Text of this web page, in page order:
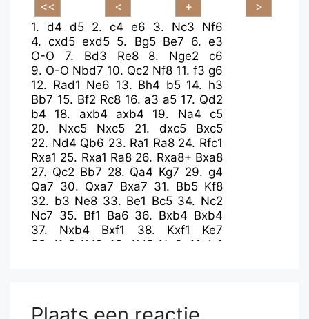
1. d4 d5 2. c4 e6 3. Nc3
Nf6
4.cxd5 exd5 5. Bg5 Be7 6.e3
O-O
7. Bd3 Re8 8. Nge2
c6
9. O-O Nbd7 10. Qc2 Nf8 11. f3 g6
12. Rad1 Ne6 13. Bh4 b5 14. h3
Bb7 15. Bf2 Rc8 16. a3 a5 17. Qd2
b4
18. axb4 axb4 19. Na4
c5
20. Nxc5 Nxc5 21. dxc5
Bxc5
22. Nd4 Qb6 23. Ra1 Ra8 24. Rfc1
Rxa1 25. Rxa1 Ra8 26. Rxa8+ Bxa8
27. Qc2 Bb7 28. Qa4 Kg7 29.g4
Qa7 30. Qxa7 Bxa7 31. Bb5 Kf8
32. b3 Ne8 33. Be1 Bc5 34. Nc2
Nc7 35. Bf1 Ba6 36. Bxb4 Bxb4
37. Nxb4 Bxf1 38. Kxf1
Ke7
39. Ke2 Kd6 40. Kd3 Ne6 41. h4